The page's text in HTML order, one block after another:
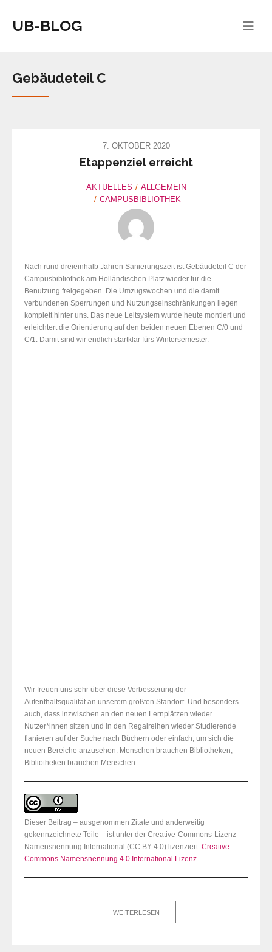
UB-BLOG
Gebäudeteil C
7. OKTOBER 2020
Etappenziel erreicht
AKTUELLES
ALLGEMEIN
CAMPUSBIBLIOTHEK
Nach rund dreieinhalb Jahren Sanierungszeit ist Gebäudeteil C der
Campusbibliothek am Holländischen Platz wieder für die
Benutzung freigegeben. Die Umzugswochen und die damit
verbundenen Sperrungen und Nutzungseinschränkungen liegen
komplett hinter uns. Das neue Leitsystem wurde heute montiert und
erleichtert die Orientierung auf den beiden neuen Ebenen C/0 und
C/1. Damit sind wir endlich startklar fürs Wintersemester.
Wir freuen uns sehr über diese Verbesserung der
Aufenthaltsqualität an unserem größten Standort. Und besonders
auch, dass inzwischen an den neuen Lernplätzen wieder
Nutzer*innen sitzen und in den Regalreihen wieder Studierende
flanieren auf der Suche nach Büchern oder einfach, um sich die
neuen Bereiche anzusehen. Menschen brauchen Bibliotheken,
Bibliotheken brauchen Menschen…
Dieser Beitrag – ausgenommen Zitate und anderweitig
gekennzeichnete Teile – ist unter der Creative-Commons-Lizenz
Namensnennung International (CC BY 4.0) lizenziert. Creative
Commons Namensnennung 4.0 International Lizenz.
WEITERLESEN